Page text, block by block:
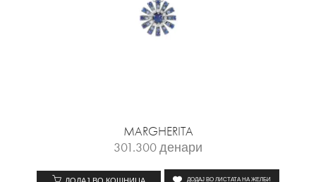
MARGHERITA
301.300денари
ДОДАЈ ВО ЛИСТАТА НА ЖЕЛБИ